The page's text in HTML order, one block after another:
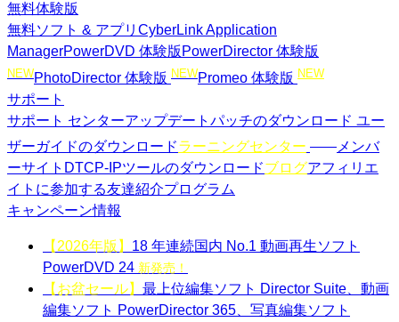
無料体験版
無料ソフト & アプリ CyberLink Application
ManagerPowerDVD 体験版 PowerDirector 体験版
NEWPhotoDirector 体験版 NEWPromeo 体験版 NEW
サポート
サポート センターアップデートパッチのダウンロード ユー
ザーガイドのダウンロードラーニングセンター
メンバ
ーサイト DTCP-IPツールのダウンロードブログアフィリエ
イトに参加する友達紹介プログラム
キャンペーン情報
【2026年版】 18 年連続国内 No.1 動画再生ソフト
PowerDVD 24 新発売！
【お盆セール】 最上位編集ソフト Director Suite、動画
編集ソフト PowerDirector 365、写真編集ソフト